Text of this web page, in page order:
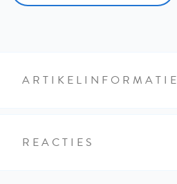
ARTIKELINFORMATIE
REACTIES